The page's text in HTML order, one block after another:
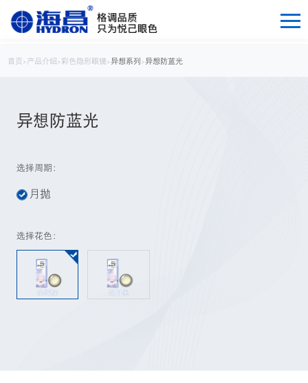
首页 > 产品介绍 > 彩色隐形眼镜>异想系列 >异想防蓝光
异想防蓝光
选择周期：
月抛
选择花色：